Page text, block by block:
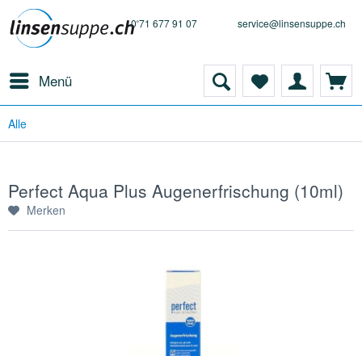
0 71 677 91 07 service@linsensuppe.ch
Menü
Alle
Perfect Aqua Plus Augenerfrischung (10ml)
Merken